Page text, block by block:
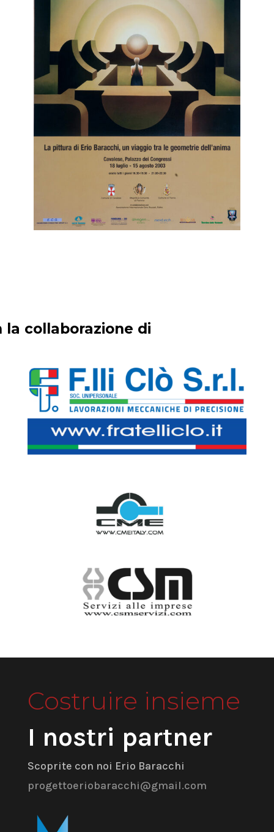
la collaborazione di
Costruire insieme
I nostri partner
Scoprite con noi Erio Baracchi
progettoeriobaracchi@gmail.com